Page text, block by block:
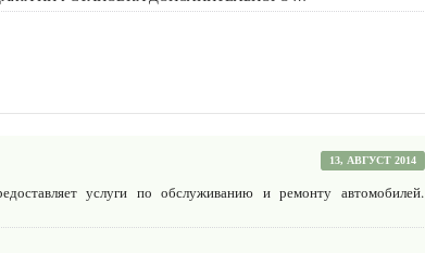
13, АВГУСТ 2014
услуги по обслуживанию и ремонту автомобилей.